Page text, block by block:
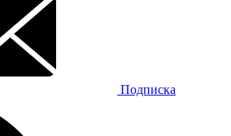
Подписка